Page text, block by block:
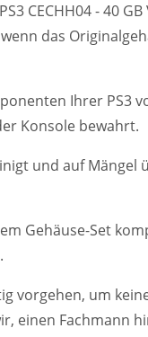
CECHH04 - 40
das
Ihrer PS3
Konsole bewahrt.
und auf
Gehäuse-Set
vorgehen, um
einen Fachmann